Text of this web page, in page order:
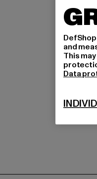
and
This
Data